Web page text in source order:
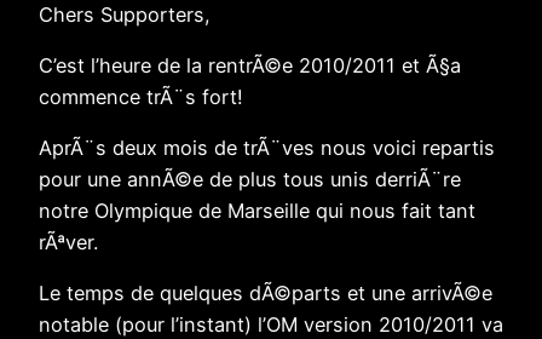
Chers Supporters,
C’est l’heure de la rentrÃ©e 2010/2011 et Ã§a
commence trÃ¨s fort!
AprÃ¨s deux mois de trÃ¨ves nous voici repartis
pour une annÃ©e de plus tous unis derriÃ¨re
notre Olympique de Marseille qui nous fait tant
rÃªver.
Le temps de quelques dÃ©parts et une arrivÃ©e
notable (pour l’instant) l’OM version 2010/2011 va